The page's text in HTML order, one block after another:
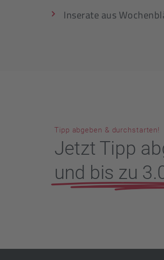
Inserate aus
Tipp abgeben & durchstarten!
Jetzt Tipp
und bis zu